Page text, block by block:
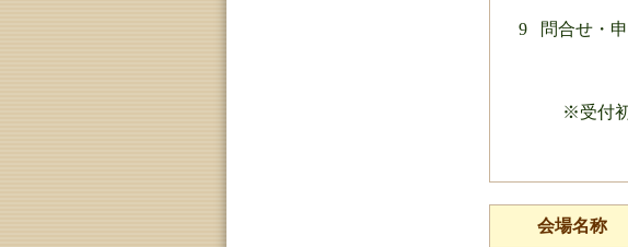
9 問合せ・申
秋田市教
電話受付
受付時間
※受付初日は
会場名称